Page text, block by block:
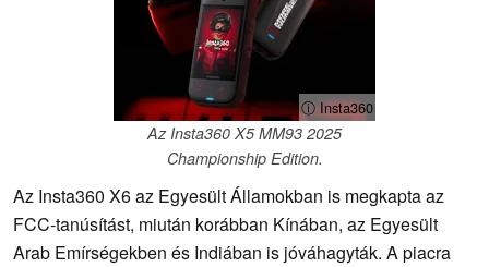
ⓘ Insta360
Az Insta360 X5 MM93 2025
Championship Edition.
Az Insta360 X6 az Egyesült Államokban is megkapta az
FCC-tanúsítást, miután korábban Kínában, az Egyesült
Arab Emírségekben és Indiában is jóváhagyták. A piacra